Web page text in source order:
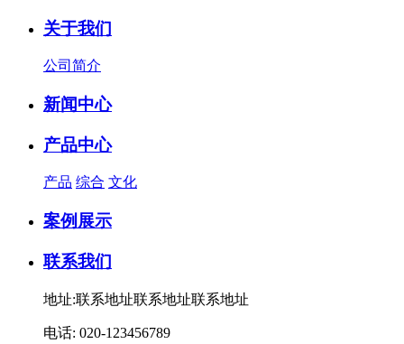
关于我们
公司简介
新闻中心
产品中心
产品 综合 文化
案例展示
联系我们
地址:联系地址联系地址联系地址
电话: 020-123456789